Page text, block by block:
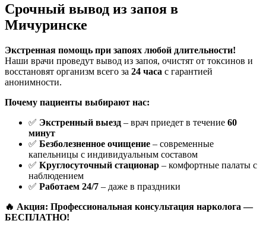
Срочный вывод из запоя в
Мичуринске
Экстренная помощь при запоях любой длительности!
Наши врачи проведут вывод из запоя, очистят от токсинов и
восстановят организм всего за 24 часа с гарантией
анонимности.
Почему пациенты выбирают нас:
✅ Экстренный выезд – врач приедет в течение 60
минут
✅ Безболезненное очищение – современные
капельницы с индивидуальным составом
✅ Круглосуточный стационар – комфортные палаты с
наблюдением
✅ Работаем 24/7 – даже в праздники
🔥 Акция: Профессиональная консультация нарколога —
БЕСПЛАТНО!